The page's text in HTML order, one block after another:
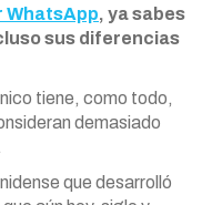
WhatsApp, ya sabes
sus diferencias
tiene, como todo,
demasiado
que desarrolló